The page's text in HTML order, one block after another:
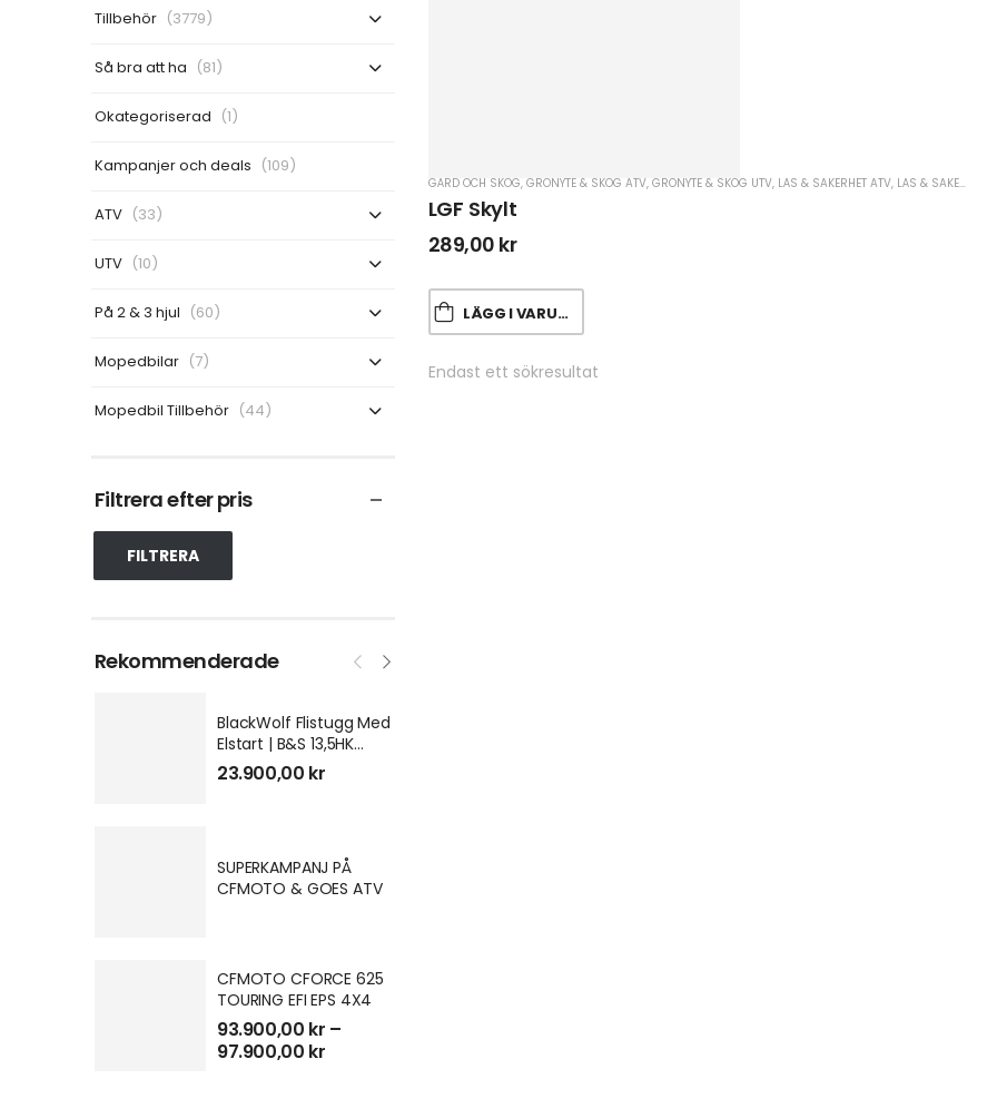
Tillbehör (3779)
Så bra att ha (81)
Okategoriserad (1)
Kampanjer och deals (109)
ATV (33)
UTV (10)
På 2 & 3 hjul (60)
Mopedbilar (7)
Mopedbil Tillbehör (44)
Filtrera efter pris
FILTRERA
Rekommenderade
BlackWolf Flistugg Med
Elstart | B&S 13,5HK
GEN3
23.900,00 kr
SUPERKAMPANJ PÅ
CFMOTO & GOES ATV
CFMOTO CFORCE 625
TOURING EFI EPS 4X4
93.900,00 kr –
97.900,00 kr
GÅRD OCH SKOG, GRÖNYTE & SKOG ATV, GRÖNYTE & SKOG UTV, LÅS & SÄKERHET ATV, LÅS & SÄKERHET MOPED
LGF Skylt
289,00 kr
LÄGG I VARUKORG
Endast ett sökresultat